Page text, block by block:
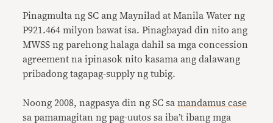
Pinagmulta ng SC ang Maynilad at Manila Water ng
P921.464 milyon bawat isa. Pinagbayad din nito ang
MWSS ng parehong halaga dahil sa mga concession
agreement na ipinasok nito kasama ang dalawang
pribadong tagapag-supply ng tubig.
Noong 2008, nagpasya din ng SC samandamus case
sa pamamagitan ng pag-uutos sa iba’t ibang mga